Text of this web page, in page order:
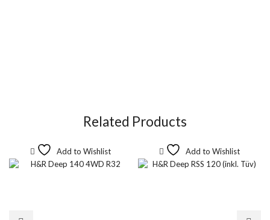
Related Products
Add to Wishlist Add to Wishlist